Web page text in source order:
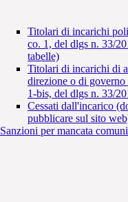
Titolari di incarichi
co. 1, del dlgs n. 33/
tabelle)
Titolari di incarichi di
direzione o di
1-bis, del dlgs n. 33/
Cessati dall'incarico
pubblicare sul sito
Sanzioni per mancata